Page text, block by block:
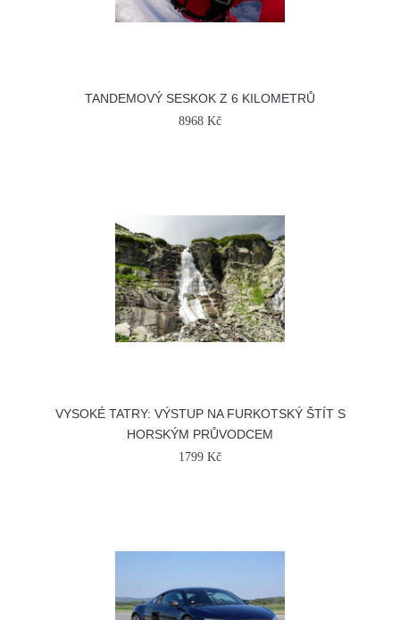
TANDEMOVÝ SESKOK Z 6 KILOMETRŮ
8968 Kč
VYSOKÉ TATRY: VÝSTUP NA FURKOTSKÝ ŠTÍT S
HORSKÝM PRŮVODCEM
1799 Kč